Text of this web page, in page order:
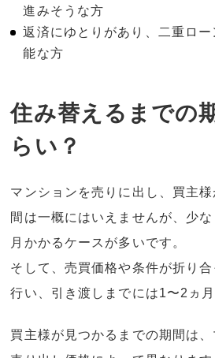
進みそうな方
返済にゆとりがあり、二重ロ
能な方
住み替えるまでの
らい？
マンションを売りに出し、買主
間は一概にはいえませんが、少
月かかるケースが多いです。
そして、売買価格や条件が折り
行い、引き渡しまでには1〜2ヵ
買主様が見つかるまでの期間は